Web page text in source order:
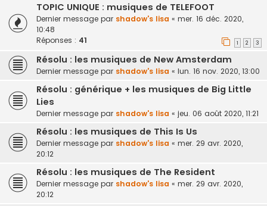
TOPIC UNIQUE : musiques de TELEFOOT
Dernier message par shadow's lisa « mer. 16 déc. 2020,
10:48
Réponses : 41 1 2 3
Résolu : les musiques de New Amsterdam
Dernier message par shadow's lisa « lun. 16 nov. 2020, 13:00
Résolu : générique + les musiques de Big Little
Lies
Dernier message par shadow's lisa « jeu. 06 août 2020, 11:21
Résolu : les musiques de This Is Us
Dernier message par shadow's lisa « mer. 29 avr. 2020,
20:12
Résolu : les musiques de The Resident
Dernier message par shadow's lisa « mer. 29 avr. 2020,
20:12